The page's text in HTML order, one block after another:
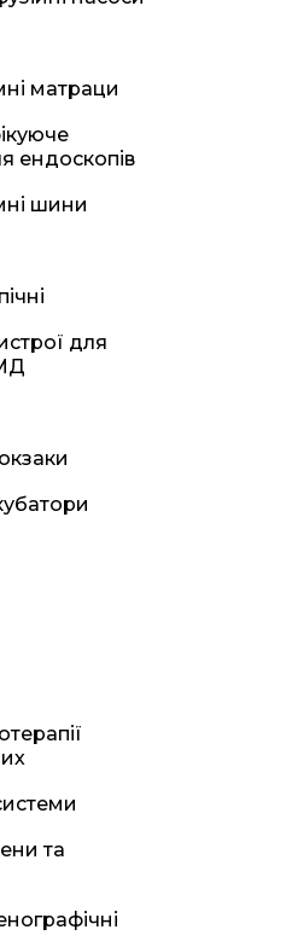
матраци
ендоскопів
шини
для
та